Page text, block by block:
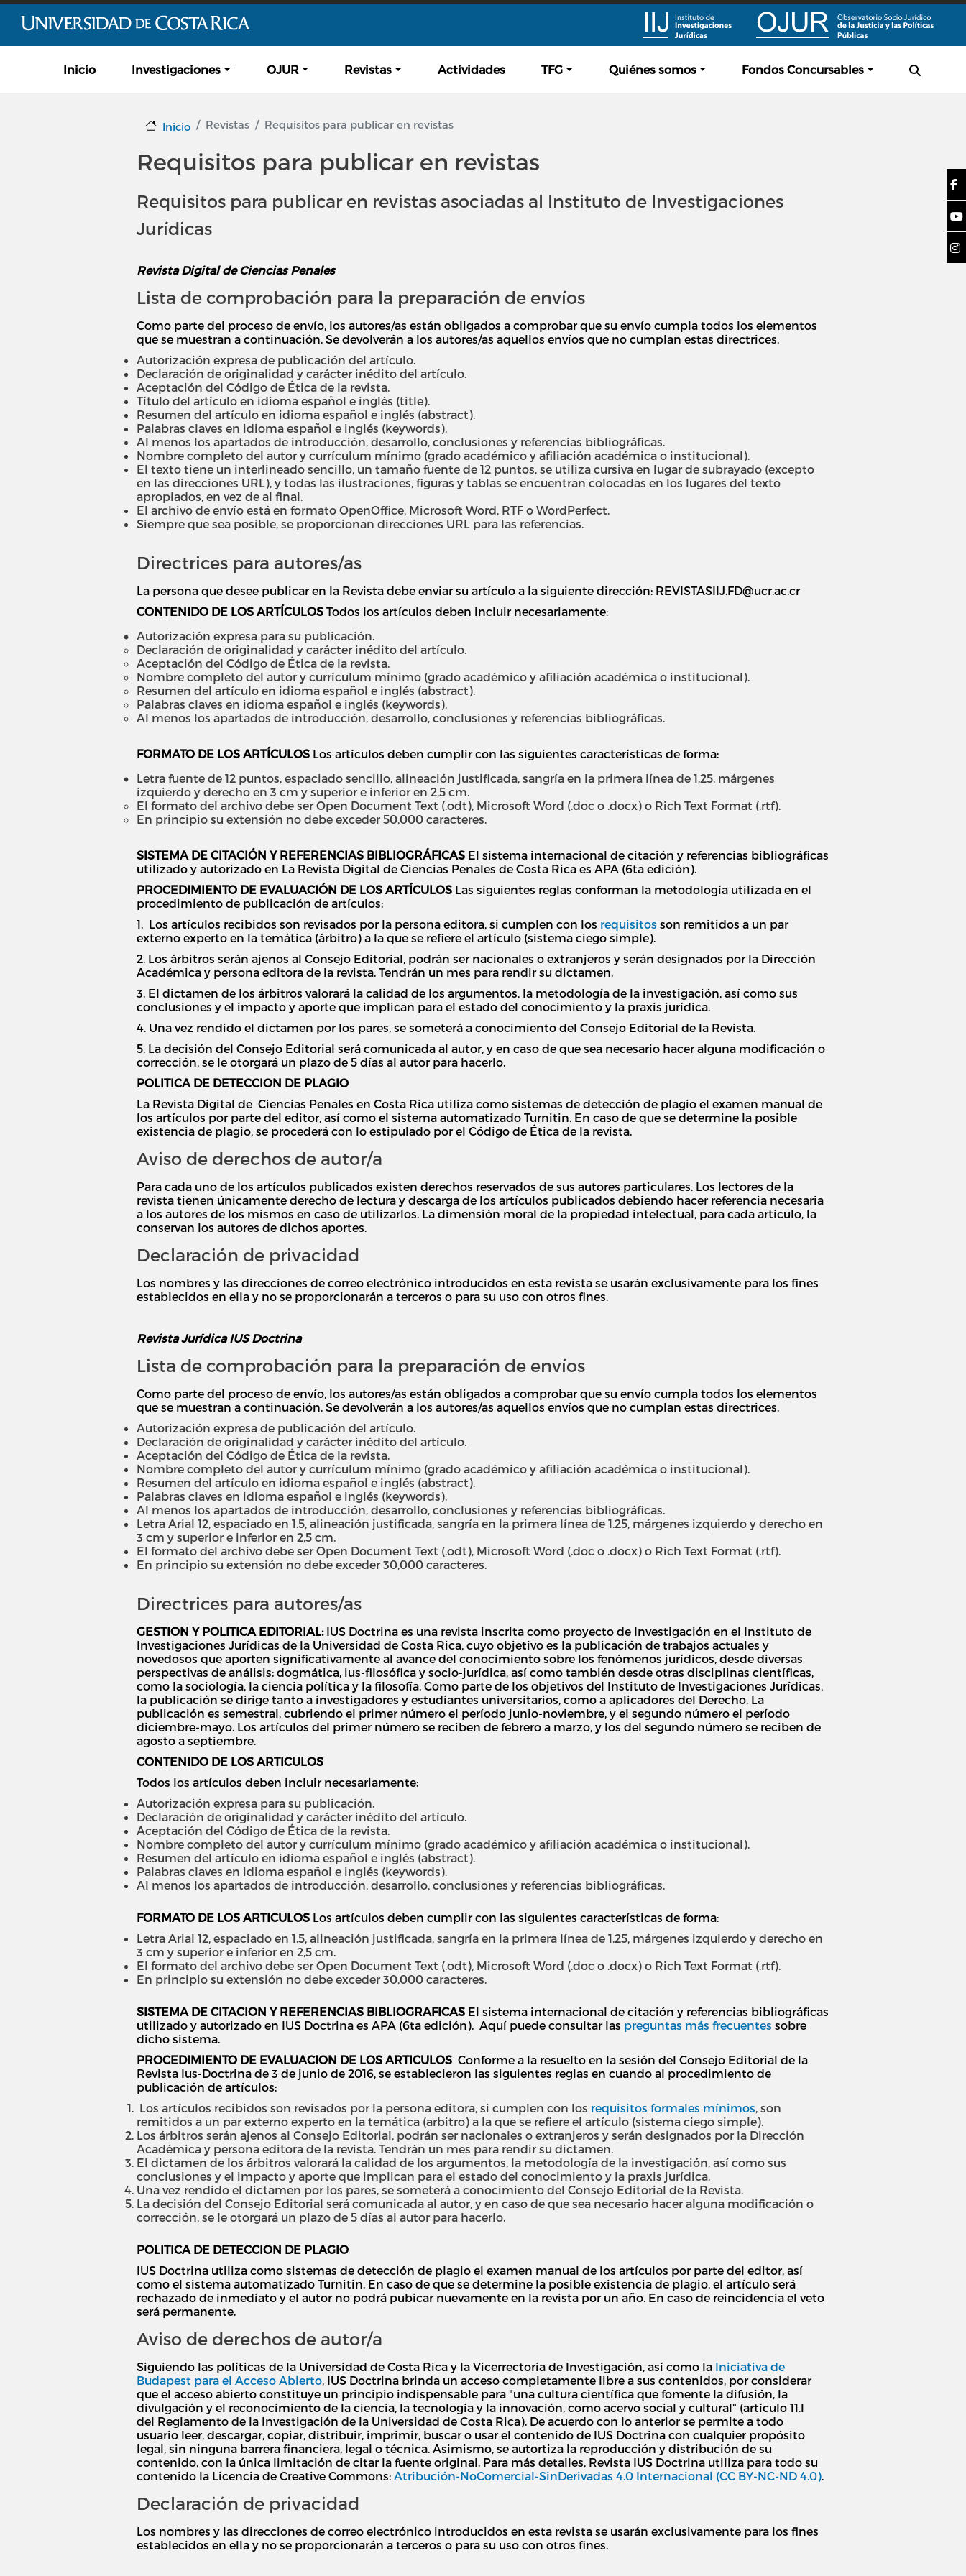
Inicio Investigaciones OJUR Revistas Actividades TFG Quiénes somos Fondos Concursables
Inicio Revistas Requisitos para publicar en revistas
Requisitos para publicar en revistas
Requisitos para publicar en revistas asociadas al Instituto de Investigaciones
Jurídicas
Revista Digital de Ciencias Penales
Lista de comprobación para la preparación de envíos
Como parte del proceso de envío, los autores/as están obligados a comprobar que su envío cumpla todos los elementos
que se muestran a continuación. Se devolverán a los autores/as aquellos envíos que no cumplan estas directrices.
Autorización expresa de publicación del artículo.
Declaración de originalidad y carácter inédito del artículo.
Aceptación del Código de Ética de la revista.
Título del artículo en idioma español e inglés (title).
Resumen del artículo en idioma español e inglés (abstract).
Palabras claves en idioma español e inglés (keywords).
Al menos los apartados de introducción, desarrollo, conclusiones y referencias bibliográficas.
Nombre completo del autor y currículum mínimo (grado académico y afiliación académica o institucional).
El texto tiene un interlineado sencillo, un tamaño fuente de 12 puntos, se utiliza cursiva en lugar de subrayado (excepto
en las direcciones URL), y todas las ilustraciones, figuras y tablas se encuentran colocadas en los lugares del texto
apropiados, en vez de al final.
El archivo de envío está en formato OpenOffice, Microsoft Word, RTF o WordPerfect.
Siempre que sea posible, se proporcionan direcciones URL para las referencias.
Directrices para autores/as
La persona que desee publicar en la Revista debe enviar su artículo a la siguiente dirección: REVISTASIIJ.FD@ucr.ac.cr
CONTENIDO DE LOS ARTÍCULOSTodos los artículos deben incluir necesariamente:
Autorización expresa para su publicación.
Declaración de originalidad y carácter inédito del artículo.
Aceptación del Código de Ética de la revista.
Nombre completo del autor y currículum mínimo (grado académico y afiliación académica o institucional).
Resumen del artículo en idioma español e inglés (abstract).
Palabras claves en idioma español e inglés (keywords).
Al menos los apartados de introducción, desarrollo, conclusiones y referencias bibliográficas.
FORMATO DE LOS ARTÍCULOSLos artículos deben cumplir con las siguientes características de forma:
Letra fuente de 12 puntos, espaciado sencillo, alineación justificada, sangría en la primera línea de 1.25, márgenes
izquierdo y derecho en 3 cm y superior e inferior en 2,5 cm.
El formato del archivo debe ser Open Document Text (.odt), Microsoft Word (.doc o .docx) o Rich Text Format (.rtf).
En principio su extensión no debe exceder 50,000 caracteres.
SISTEMA DE CITACIÓN Y REFERENCIAS BIBLIOGRÁFICASEl sistema internacional de citación y referencias bibliográficas
utilizado y autorizado en La Revista Digital de Ciencias Penales de Costa Rica es APA (6ta edición).
PROCEDIMIENTO DE EVALUACIÓN DE LOS ARTÍCULOSLas siguientes reglas conforman la metodología utilizada en el
procedimiento de publicación de artículos:
1. Los artículos recibidos son revisados por la persona editora, si cumplen con los requisitos son remitidos a un par
externo experto en la temática (árbitro) a la que se refiere el artículo (sistema ciego simple).
2. Los árbitros serán ajenos al Consejo Editorial, podrán ser nacionales o extranjeros y serán designados por la Dirección
Académica y persona editora de la revista. Tendrán un mes para rendir su dictamen.
3. El dictamen de los árbitros valorará la calidad de los argumentos, la metodología de la investigación, así como sus
conclusiones y el impacto y aporte que implican para el estado del conocimiento y la praxis jurídica.
4. Una vez rendido el dictamen por los pares, se someterá a conocimiento del Consejo Editorial de la Revista.
5. La decisión del Consejo Editorial será comunicada al autor, y en caso de que sea necesario hacer alguna modificación o
corrección, se le otorgará un plazo de 5 días al autor para hacerlo.
POLITICA DE DETECCION DE PLAGIO
La Revista Digital de Ciencias Penales en Costa Rica utiliza como sistemas de detección de plagio el examen manual de
los artículos por parte del editor, así como el sistema automatizado Turnitin. En caso de que se determine la posible
existencia de plagio, se procederá con lo estipulado por el Código de Ética de la revista.
Aviso de derechos de autor/a
Para cada uno de los artículos publicados existen derechos reservados de sus autores particulares. Los lectores de la
revista tienen únicamente derecho de lectura y descarga de los artículos publicados debiendo hacer referencia necesaria
a los autores de los mismos en caso de utilizarlos. La dimensión moral de la propiedad intelectual, para cada artículo, la
conservan los autores de dichos aportes.
Declaración de privacidad
Los nombres y las direcciones de correo electrónico introducidos en esta revista se usarán exclusivamente para los fines
establecidos en ella y no se proporcionarán a terceros o para su uso con otros fines.
Revista Jurídica IUS Doctrina
Lista de comprobación para la preparación de envíos
Como parte del proceso de envío, los autores/as están obligados a comprobar que su envío cumpla todos los elementos
que se muestran a continuación. Se devolverán a los autores/as aquellos envíos que no cumplan estas directrices.
Autorización expresa de publicación del artículo.
Declaración de originalidad y carácter inédito del artículo.
Aceptación del Código de Ética de la revista.
Nombre completo del autor y currículum mínimo (grado académico y afiliación académica o institucional).
Resumen del artículo en idioma español e inglés (abstract).
Palabras claves en idioma español e inglés (keywords).
Al menos los apartados de introducción, desarrollo, conclusiones y referencias bibliográficas.
Letra Arial 12, espaciado en 1.5, alineación justificada, sangría en la primera línea de 1.25, márgenes izquierdo y derecho en
3 cm y superior e inferior en 2,5 cm.
El formato del archivo debe ser Open Document Text (.odt), Microsoft Word (.doc o .docx) o Rich Text Format (.rtf).
En principio su extensión no debe exceder 30,000 caracteres.
Directrices para autores/as
GESTION Y POLITICA EDITORIAL: IUS Doctrina es una revista inscrita como proyecto de Investigación en el Instituto de
Investigaciones Jurídicas de la Universidad de Costa Rica, cuyo objetivo es la publicación de trabajos actuales y
novedosos que aporten significativamente al avance del conocimiento sobre los fenómenos jurídicos, desde diversas
perspectivas de análisis: dogmática, ius-filosófica y socio-jurídica, así como también desde otras disciplinas científicas,
como la sociología, la ciencia política y la filosofía. Como parte de los objetivos del Instituto de Investigaciones Jurídicas,
la publicación se dirige tanto a investigadores y estudiantes universitarios, como a aplicadores del Derecho. La
publicación es semestral, cubriendo el primer número el período junio-noviembre, y el segundo número el período
diciembre-mayo. Los artículos del primer número se reciben de febrero a marzo, y los del segundo número se reciben de
agosto a septiembre.
CONTENIDO DE LOS ARTICULOS
Todos los artículos deben incluir necesariamente:
Autorización expresa para su publicación.
Declaración de originalidad y carácter inédito del artículo.
Aceptación del Código de Ética de la revista.
Nombre completo del autor y currículum mínimo (grado académico y afiliación académica o institucional).
Resumen del artículo en idioma español e inglés (abstract).
Palabras claves en idioma español e inglés (keywords).
Al menos los apartados de introducción, desarrollo, conclusiones y referencias bibliográficas.
FORMATO DE LOS ARTICULOSLos artículos deben cumplir con las siguientes características de forma:
Letra Arial 12, espaciado en 1.5, alineación justificada, sangría en la primera línea de 1.25, márgenes izquierdo y derecho en
3 cm y superior e inferior en 2,5 cm.
El formato del archivo debe ser Open Document Text (.odt), Microsoft Word (.doc o .docx) o Rich Text Format (.rtf).
En principio su extensión no debe exceder 30,000 caracteres.
SISTEMA DE CITACION Y REFERENCIAS BIBLIOGRAFICASEl sistema internacional de citación y referencias bibliográficas
utilizado y autorizado en IUS Doctrina es APA (6ta edición). Aquí puede consultar las preguntas más frecuentes sobre
dicho sistema.
PROCEDIMIENTO DE EVALUACION DE LOS ARTICULOS Conforme a la resuelto en la sesión del Consejo Editorial de la
Revista Ius-Doctrina de 3 de junio de 2016, se establecieron las siguientes reglas en cuando al procedimiento de
publicación de artículos:
Los artículos recibidos son revisados por la persona editora, si cumplen con los requisitos formales mínimos , son
remitidos a un par externo experto en la temática (arbitro) a la que se refiere el artículo (sistema ciego simple).
Los árbitros serán ajenos al Consejo Editorial, podrán ser nacionales o extranjeros y serán designados por la Dirección
Académica y persona editora de la revista. Tendrán un mes para rendir su dictamen.
El dictamen de los árbitros valorará la calidad de los argumentos, la metodología de la investigación, así como sus
conclusiones y el impacto y aporte que implican para el estado del conocimiento y la praxis jurídica.
Una vez rendido el dictamen por los pares, se someterá a conocimiento del Consejo Editorial de la Revista.
La decisión del Consejo Editorial será comunicada al autor, y en caso de que sea necesario hacer alguna modificación o
corrección, se le otorgará un plazo de 5 días al autor para hacerlo.
POLITICA DE DETECCION DE PLAGIO
IUS Doctrina utiliza como sistemas de detección de plagio el examen manual de los artículos por parte del editor, así
como el sistema automatizado Turnitin. En caso de que se determine la posible existencia de plagio, el artículo será
rechazado de inmediato y el autor no podrá pubicar nuevamente en la revista por un año. En caso de reincidencia el veto
será permanente.
Aviso de derechos de autor/a
Siguiendo las políticas de la Universidad de Costa Rica y la Vicerrectoria de Investigación, así como la Iniciativa de
Budapest para el Acceso Abierto, IUS Doctrina brinda un acceso completamente libre a sus contenidos, por considerar
que el acceso abierto constituye un principio indispensable para "una cultura científica que fomente la difusión, la
divulgación y el reconocimiento de la ciencia, la tecnología y la innovación, como acervo social y cultural" (artículo 11.l
del Reglamento de la Investigación de la Universidad de Costa Rica). De acuerdo con lo anterior se permite a todo
usuario leer, descargar, copiar, distribuir, imprimir, buscar o usar el contenido de IUS Doctrina con cualquier propósito
legal, sin ninguna barrera financiera, legal o técnica. Asimismo, se autortiza la reproducción y distribución de su
contenido, con la única limitación de citar la fuente original. Para más detalles, Revista IUS Doctrina utiliza para todo su
contenido la Licencia de Creative Commons: Atribución-NoComercial-SinDerivadas 4.0 Internacional (CC BY-NC-ND 4.0).
Declaración de privacidad
Los nombres y las direcciones de correo electrónico introducidos en esta revista se usarán exclusivamente para los fines
establecidos en ella y no se proporcionarán a terceros o para su uso con otros fines.